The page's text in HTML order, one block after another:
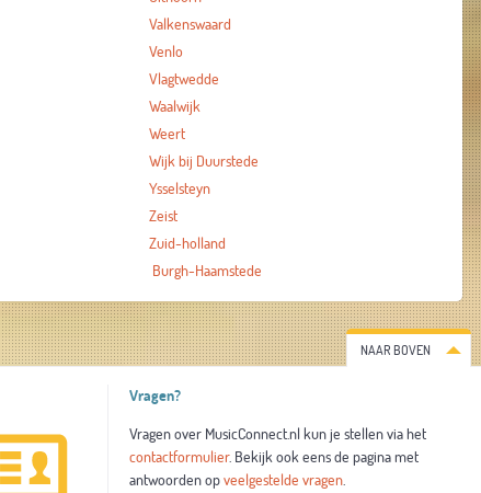
Valkenswaard
Venlo
Vlagtwedde
Waalwijk
Weert
Wijk bij Duurstede
Ysselsteyn
Zeist
Zuid-holland
Burgh-Haamstede
NAAR BOVEN
Vragen?
Vragen over MusicConnect.nl kun je stellen via het
contactformulier. Bekijk ook eens de pagina met
antwoorden opveelgestelde vragen.